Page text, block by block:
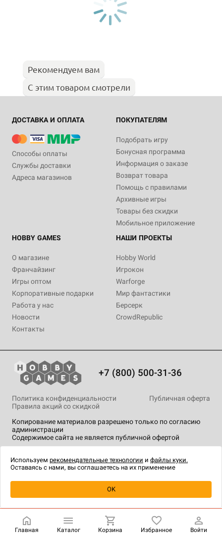
Уведомить о наличии
Рекомендуем вам
С этим товаром смотрели
ДОСТАВКА И ОПЛАТА
Способы оплаты
Службы доставки
Адреса магазинов
ПОКУПАТЕЛЯМ
Подобрать игру
Бонусная программа
Информация о заказе
Возврат товара
Помощь с правилами
Архивные игры
Товары без скидки
Мобильное приложение
HOBBY GAMES
О магазине
Франчайзинг
Игры оптом
Корпоративные подарки
Работа у нас
Новости
Контакты
НАШИ ПРОЕКТЫ
Hobby World
Игрокон
Warforge
Мир фантастики
Берсерк
CrowdRepublic
+7 (800) 500-31-36
Копирование материалов разрешено только по согласию
администрации
Содержимое сайта не является публичной офертой
Политика конфиденциальности
Публичная оферта
Правила акций со скидкой
технологии.
Главная Каталог Корзина Избранное Войти
Используем рекомендательные технологии и файлы куки.
Оставаясь с нами, вы соглашаетесь на их применение
OK